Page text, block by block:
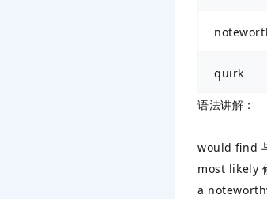
quirk
语法讲解 ：
would find
most likely
a